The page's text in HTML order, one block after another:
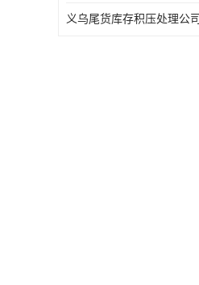
义乌尾货库存积压处理公司